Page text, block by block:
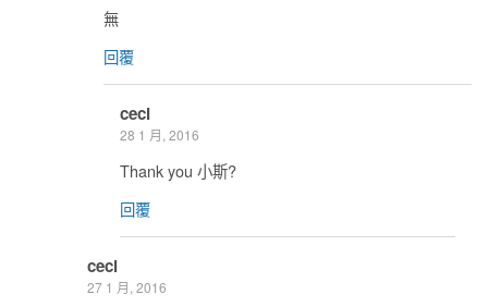
無
回覆
ceci
28 1 月, 2016
Thank you 小斯?
回覆
ceci
27 1 月, 2016